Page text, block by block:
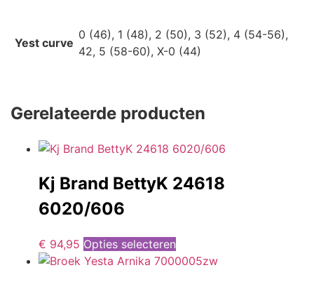
Yest curve
0 (46), 1 (48), 2 (50), 3 (52), 4 (54-56),
42, 5 (58-60), X-0 (44)
Gerelateerde producten
Kj Brand BettyK 24618
6020/606
€ 94,95 Opties selecteren